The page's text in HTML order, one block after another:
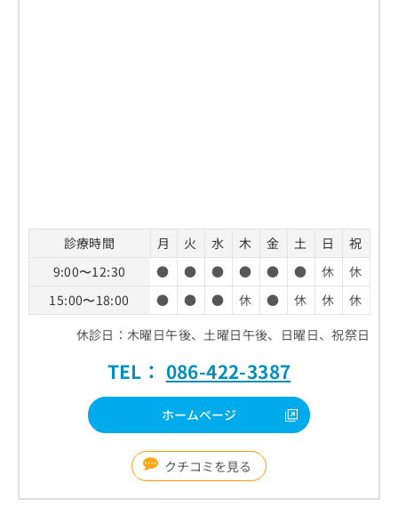
診療時間 月 火 水 木 金 土 日
祝
9:00〜12:30
● ● ● ● ● ● 休
休
15:00〜18:00
● ● ● 休 ● 休 休
休
休診日：木曜日午後、土曜日午後、日曜日、祝祭日
TEL： 086-422-3387
ホームページ
クチコミを見る